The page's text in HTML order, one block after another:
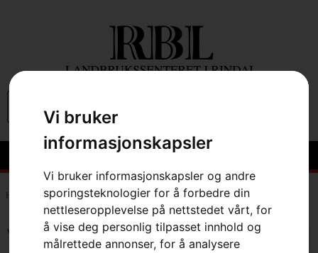
Vi bruker
informasjonskapsler
Vi bruker informasjonskapsler og andre
sporingsteknologier for å forbedre din
nettleseropplevelse på nettstedet vårt, for
å vise deg personlig tilpasset innhold og
målrettede annonser, for å analysere
Hem 7391883027790
Viser det ene resultatet